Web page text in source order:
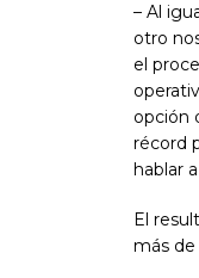
– Al
otro
el
opción
récord
hablar
El
más de